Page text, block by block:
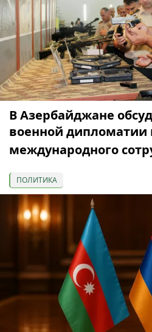
В Азербайджане
военной дипломатии
международного
ПОЛИТИКА